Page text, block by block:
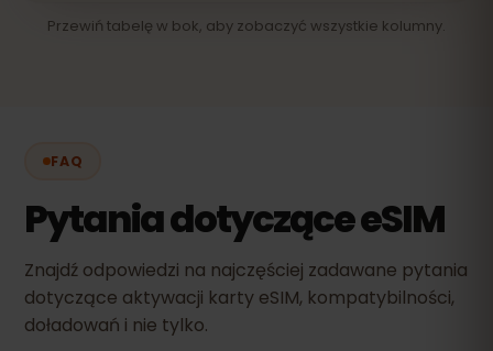
Przewiń tabelę w bok, aby zobaczyć wszystkie kolumny.
FAQ
Pytania dotyczące eSIM
Znajdź odpowiedzi na najczęściej zadawane pytania
dotyczące aktywacji karty eSIM, kompatybilności,
doładowań i nie tylko.